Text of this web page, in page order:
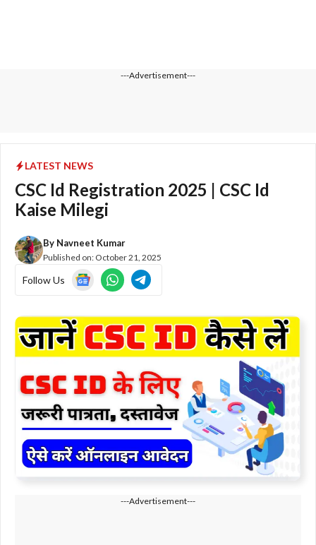
---Advertisement---
LATEST NEWS
CSC Id Registration 2025 | CSC Id
Kaise Milegi
By Navneet Kumar
Published on: October 21, 2025
Follow Us
---Advertisement---